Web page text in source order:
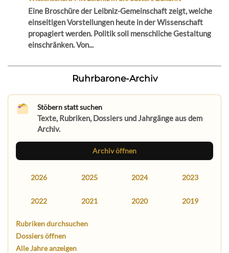
Eine Broschüre der Leibniz-Gemeinschaft zeigt, welche
einseitigen Vorstellungen heute in der Wissenschaft
propagiert werden. Politik soll menschliche Gestaltung
einschränken. Von...
Ruhrbarone-Archiv
Stöbern statt suchen
Texte, Rubriken, Dossiers und Jahrgänge aus dem
Archiv.
Archiv öffnen
2026 2025 2024 2023
2022 2021 2020 2019
Rubriken durchsuchen
Dossiers öffnen
Alle Jahre anzeigen